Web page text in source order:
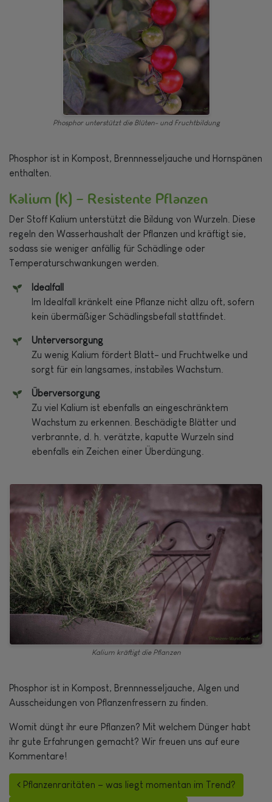
Phosphor unterstützt die Blüten- und Fruchtbildung
Phosphor ist in Kompost, Brennnesseljauche und Hornspänen
enthalten.
Kalium (K) – Resistente Pflanzen
Der Stoff Kalium unterstützt die Bildung von Wurzeln. Diese
regeln den Wasserhaushalt der Pflanzen und kräftigt sie,
sodass sie weniger anfällig für Schädlinge oder
Temperaturschwankungen werden.
Idealfall
Im Idealfall kränkelt eine Pflanze nicht allzu oft, sofern
kein übermäßiger Schädlingsbefall stattfindet.
Unterversorgung
Zu wenig Kalium fördert Blatt- und Fruchtwelke und
sorgt für ein langsames, instabiles Wachstum.
Überversorgung
Zu viel Kalium ist ebenfalls an eingeschränktem
Wachstum zu erkennen. Beschädigte Blätter und
verbrannte, d. h. verätzte, kaputte Wurzeln sind
ebenfalls ein Zeichen einer Überdüngung.
Kalium kräftigt die Pflanzen
Phosphor ist in Kompost, Brennnesseljauche, Algen und
Ausscheidungen von Pflanzenfressern zu finden.
Womit düngt ihr eure Pflanzen? Mit welchem Dünger habt
ihr gute Erfahrungen gemacht? Wir freuen uns auf eure
Kommentare!
Beitrags-Navigation
Pflanzenraritäten – was liegt momentan im Trend?